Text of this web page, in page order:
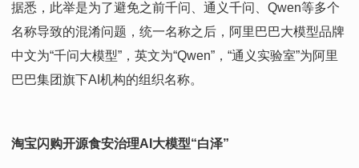
据悉，此举是为了避免之前千问、通义千问、Qwen等多个
名称导致的混淆问题，统一名称之后，阿里巴巴大模型品牌
中文为“千问大模型”，英文为“Qwen”，“通义实验室”为阿里
巴巴集团旗下AI机构的组织名称。
淘宝闪购开源食安治理AI大模型“白泽”